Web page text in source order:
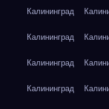
Калининград
Калининград
Калининград
Калининград